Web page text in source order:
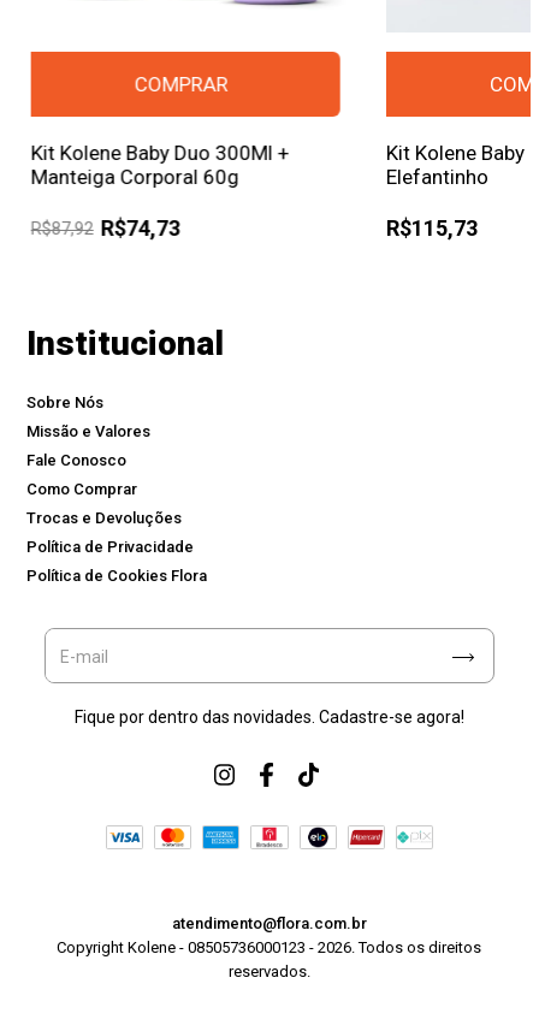
Kit Kolene Baby Duo 300Ml +
Manteiga Corporal 60g
R$74,73
R$87,92
Kit Kolene Baby
Elefantinho
R$115,73
Institucional
Sobre Nós
Missão e Valores
Fale Conosco
Como Comprar
Trocas e Devoluções
Política de Privacidade
Política de Cookies Flora
atendimento@flora.com.br
Copyright Kolene - 08505736000123 - 2026. Todos os direitos
reservados.
Fique por dentro das novidades. Cadastre-se agora!